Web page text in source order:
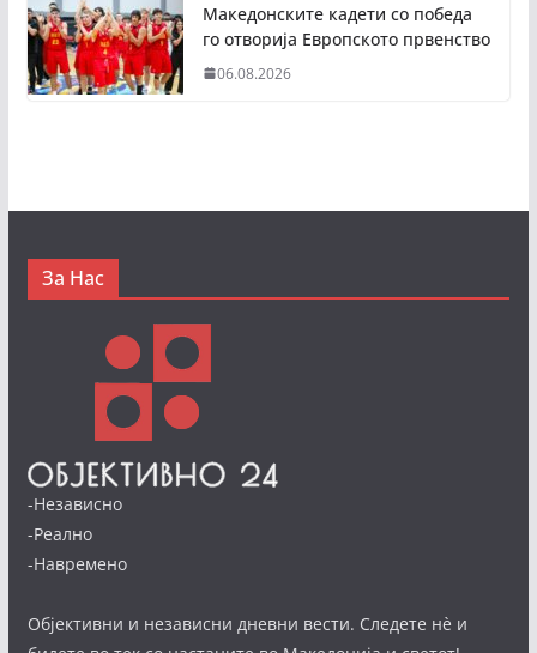
Македонските кадети со победа
го отворија Европското првенство
06.08.2026
За Нас
-Независно
-Реално
-Навремено
Објективни и независни дневни вести. Следете нè и